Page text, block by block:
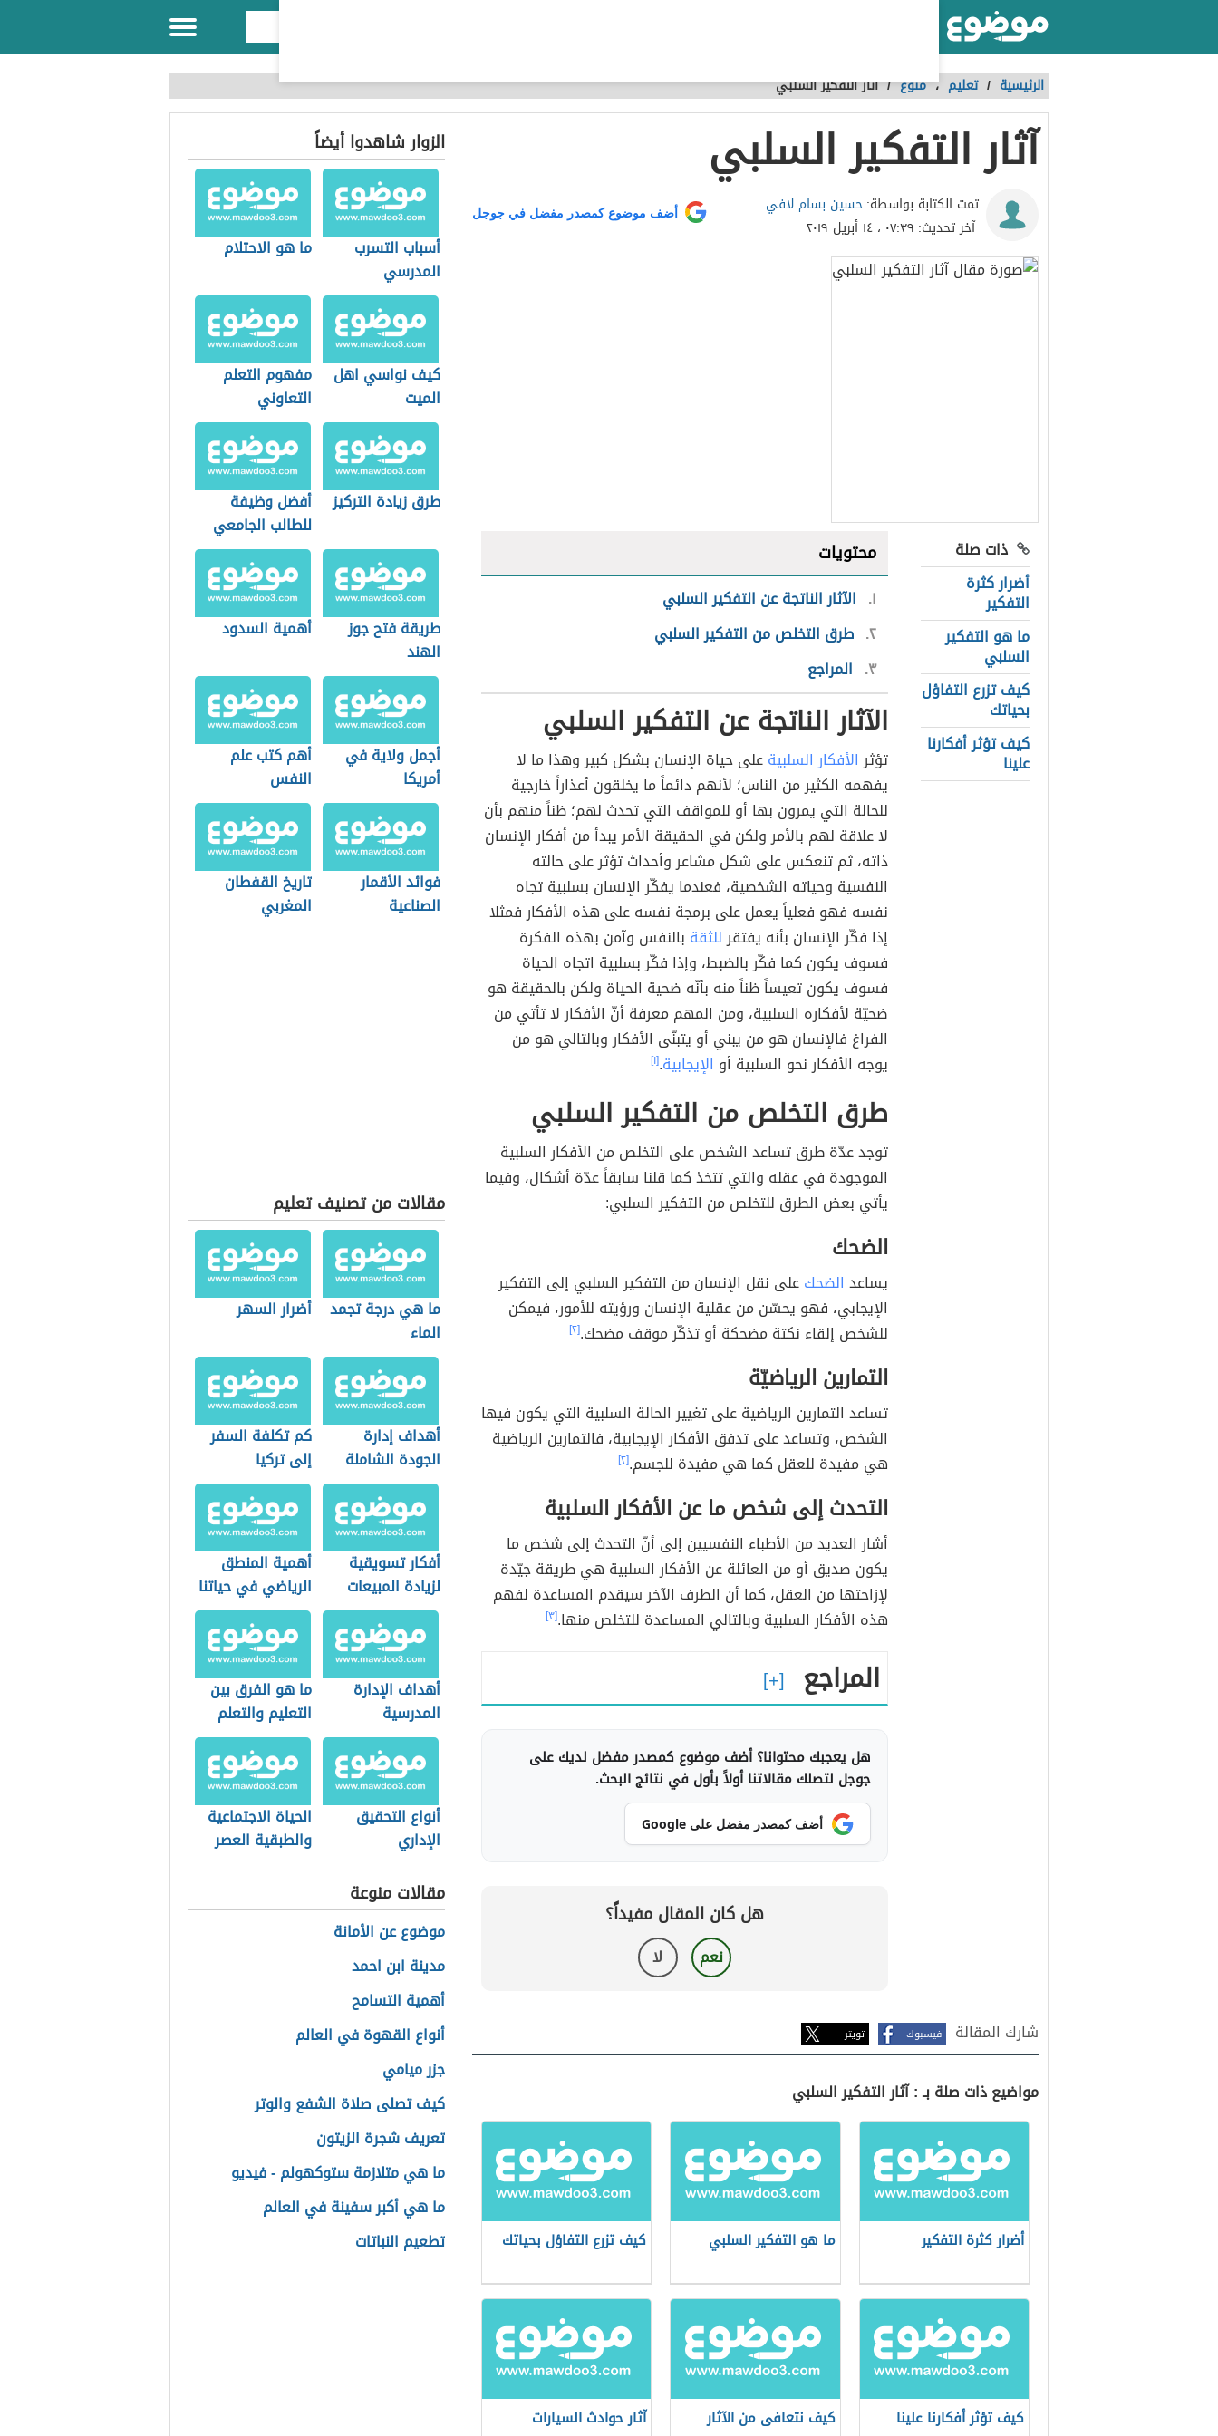
الرئيسية / تعليم ،منوع /آثار التفكير السلبي
آثار التفكير السلبي
تمت الكتابة بواسطة:حسين بسام لافي
آخر تحديث: ٠٧:٣٩ ، ١٤ أبريل ٢٠١٩
أضف موضوع كمصدر مفضل في جوجل
ذات صلة
أضرار كثرة
التفكير
ما هو التفكير
السلبي
كيف تزرع التفاؤل
بحياتك
كيف تؤثر أفكارنا
علينا
محتويات
١ الآثار الناتجة عن التفكير السلبي
٢ طرق التخلص من التفكير السلبي
٣ المراجع
الآثار الناتجة عن التفكير السلبي
تؤثرالأفكار السلبيةعلى حياة الإنسان بشكل كبير وهذا ما لا
يفهمه الكثير من الناس؛ لأنهم دائماً ما يخلقون أعذاراً خارجية
للحالة التي يمرون بها أو للمواقف التي تحدث لهم؛ ظناً منهم بأن
لا علاقة لهم بالأمر ولكن في الحقيقة الأمر يبدأ من أفكار الإنسان
ذاته، ثم تنعكس على شكل مشاعر وأحداث تؤثر على حالته
النفسية وحياته الشخصية، فعندما يفكّر الإنسان بسلبية تجاه
نفسه فهو فعلياً يعمل على برمجة نفسه على هذه الأفكار فمثلا
إذا فكّر الإنسان بأنه يفتقرللثقة بالنفس وآمن بهذه الفكرة
فسوف يكون كما فكّر بالضبط، وإذا فكّر بسلبية اتجاه الحياة
فسوف يكون تعيساً ظناً منه بأنّه ضحية الحياة ولكن بالحقيقة هو
ضحيّة لأفكاره السلبية، ومن المهم معرفة أنّ الأفكار لا تأتي من
الفراغ فالإنسان هو من يبني أو يتبنّى الأفكار وبالتالي هو من
يوجه الأفكار نحو السلبية أو الإيجابية.[١]
طرق التخلص من التفكير السلبي
توجد عدّة طرق تساعد الشخص على التخلص من الأفكار السلبية
الموجودة في عقله والتي تتخذ كما قلنا سابقاً عدّة أشكال، وفيما
يأتي بعض الطرق للتخلص من التفكير السلبي:
الضحك
يساعد الضحكعلى نقل الإنسان من التفكير السلبي إلى التفكير
الإيجابي، فهو يحسّن من عقلية الإنسان ورؤيته للأمور، فيمكن
للشخص إلقاء نكتة مضحكة أو تذكّر موقف مضحك.[٢]
التمارين الرياضيّة
تساعد التمارين الرياضية على تغيير الحالة السلبية التي يكون فيها
الشخص، وتساعد على تدفق الأفكار الإيجابية، فالتمارين الرياضية
هي مفيدة للعقل كما هي مفيدة للجسم.[٢]
التحدث إلى شخص ما عن الأفكار السلبية
أشار العديد من الأطباء النفسيين إلى أنّ التحدث إلى شخص ما
يكون صديق أو من العائلة عن الأفكار السلبية هي طريقة جيّدة
لإزاحتها من العقل، كما أن الطرف الآخر سيقدم المساعدة لفهم
هذه الأفكار السلبية وبالتالي المساعدة للتخلص منها.[٣]
المراجع
هل يعجبك محتوانا؟ أضف موضوع كمصدر مفضل لديك على
جوجل لتصلك مقالاتنا أولاً بأول في نتائج البحث.
أضف كمصدر مفضل على Google
هل كان المقال مفيداً؟
نعم لا
شارك المقالة فيسبوك تويتر
مواضيع ذات صلة بـ : آثار التفكير السلبي
أضرار كثرة التفكير ما هو التفكير السلبي كيف تزرع التفاؤل بحياتك
كيف تؤثر أفكارنا علينا
كيف نتعافى من الآثار
آثار حوادث السيارات
الزوار شاهدوا أيضاً
أسباب التسرب
المدرسي
ما هو الاحتلام
كيف نواسي اهل
الميت
مفهوم التعلم
التعاوني
طرق زيادة التركيز
أفضل وظيفة
للطالب الجامعي
طريقة فتح جوز
الهند
أهمية السدود
أجمل ولاية في
أمريكا
أهم كتب علم
النفس
فوائد الأقمار
الصناعية
تاريخ القفطان
المغربي
مقالات من تصنيف تعليم
ما هي درجة تجمد
الماء
أضرار السهر
أهداف إدارة
الجودة الشاملة
كم تكلفة السفر
إلى تركيا
أفكار تسويقية
لزيادة المبيعات
أهمية المنطق
الرياضي في حياتنا
أهداف الإدارة
المدرسية
ما هو الفرق بين
التعليم والتعلم
أنواع التحقيق
الإداري
الحياة الاجتماعية
والطبقية العصر
مقالات منوعة
موضوع عن الأمانة
مدينة ابن احمد
أهمية التسامح
أنواع القهوة في العالم
جزر ميامي
كيف تصلى صلاة الشفع والوتر
تعريف شجرة الزيتون
ما هي متلازمة ستوكهولم - فيديو
ما هي أكبر سفينة في العالم
تطعيم النباتات